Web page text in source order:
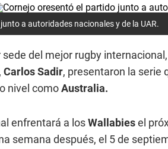
a autoridades nacionales y de la UAR.
del mejor rugby
Carlos Sadir, presentaron la serie
nivel comoAustralia.
enfrentará a losWallabiesel
semana después, el 5 de